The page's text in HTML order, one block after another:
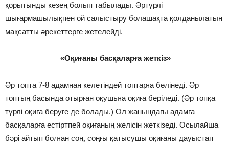
қорытынды кезең болып табылады. Әртүрлі
шығармашылықпен ой салыстыру болашақта қолданылатын
мақсатты әрекеттерге жетелейді.
«Оқиғаны басқаларға жеткіз»
Әр топта 7-8 адамнан келетіндей топтарға бөлінеді. Әр
топтың басында отырған оқушыға оқиға беріледі. (Әр топқа
түрлі оқиға беруге де болады.) Ол жанындағы адамға
басқаларға естіртпей оқиғаның желісін жеткізеді. Осылайша
бәрі айтып болған соң, соңғы қатысушы оқиғаны дауыстап